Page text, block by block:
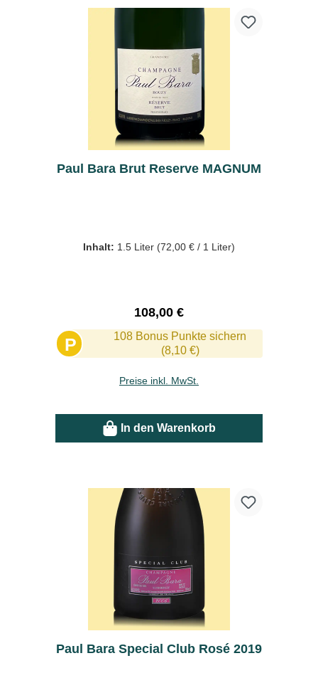
Paul Bara Brut Reserve MAGNUM
Inhalt: 1.5 Liter (72,00 € / 1 Liter)
Regulärer Preis:
108,00 €
P
108 Bonus Punkte sichern
(8,10 €)
Preise inkl. MwSt.
In den Warenkorb
Paul Bara Special Club Rosé 2019